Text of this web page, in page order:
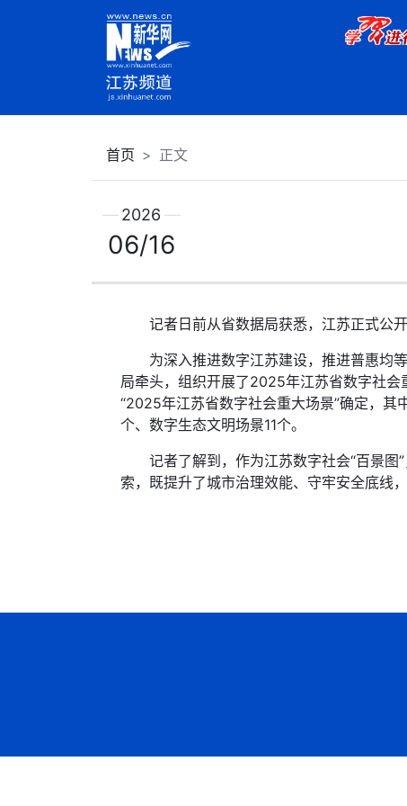
首页 正文
2026
06/16
记者日前从省数据局获悉，江苏正式公开
为深入推进数字江苏建设，推进普惠均等
局牵头，组织开展了2025年江苏省数字社
“2025年江苏省数字社会重大场景”确定，
个、数字生态文明场景11个。
记者了解到，作为江苏数字社会“百景图”
索，既提升了城市治理效能、守牢安全底线